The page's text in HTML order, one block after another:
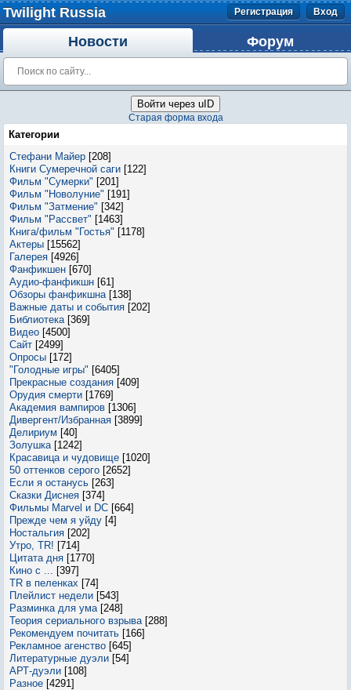
Twilight Russia Регистрация Вход
Новости Форум
Войти через uID
Старая форма входа
Категории
Стефани Майер [208]
Книги Сумеречной саги [122]
Фильм "Сумерки" [201]
Фильм "Новолуние" [191]
Фильм "Затмение" [342]
Фильм "Рассвет" [1463]
Книга/фильм "Гостья" [1178]
Актеры [15562]
Галерея [4926]
Фанфикшен [670]
Аудио-фанфикшн [61]
Обзоры фанфикшна [138]
Важные даты и события [202]
Библиотека [369]
Видео [4500]
Сайт [2499]
Опросы [172]
"Голодные игры" [6405]
Прекрасные создания [409]
Орудия смерти [1769]
Академия вампиров [1306]
Дивергент/Избранная [3899]
Делириум [40]
Золушка [1242]
Красавица и чудовище [1020]
50 оттенков серого [2652]
Если я останусь [263]
Сказки Диснея [374]
Фильмы Marvel и DC [664]
Прежде чем я уйду [4]
Ностальгия [202]
Утро, TR! [714]
Цитата дня [1770]
Кино с ... [397]
TR в пеленках [74]
Плейлист недели [543]
Разминка для ума [248]
Теория сериального взрыва [288]
Рекомендуем почитать [166]
Рекламное агенство [645]
Литературные дуэли [54]
АРТ-дуэли [108]
Разное [4291]